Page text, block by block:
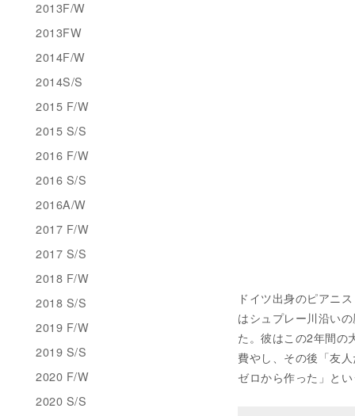
ドイツ出身のピアニ
はシュプレー川沿い
た。彼はこの2年間の
費やし、その後「友
ゼロから作った」と
2013F/W
2013FW
2014F/W
2014S/S
2015 F/W
2015 S/S
2016 F/W
2016 S/S
2016A/W
2017 F/W
2017 S/S
2018 F/W
2018 S/S
2019 F/W
2019 S/S
2020 F/W
2020 S/S